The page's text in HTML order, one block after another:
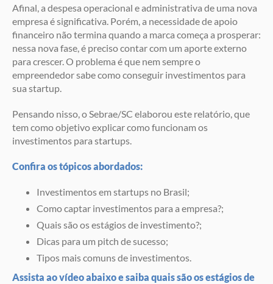
Afinal, a despesa operacional e administrativa de uma nova
empresa é significativa. Porém, a necessidade de apoio
financeiro não termina quando a marca começa a prosperar:
nessa nova fase, é preciso contar com um aporte externo
para crescer. O problema é que nem sempre o
empreendedor sabe como conseguir investimentos para
sua startup.
Pensando nisso, o Sebrae/SC elaborou este relatório, que
tem como objetivo explicar como funcionam os
investimentos para startups.
Confira os tópicos abordados:
Investimentos em startups no Brasil;
Como captar investimentos para a empresa?;
Quais são os estágios de investimento?;
Dicas para um pitch de sucesso;
Tipos mais comuns de investimentos.
Assista ao vídeo abaixo e saiba quais são os estágios de